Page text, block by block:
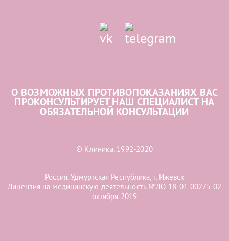
О ВОЗМОЖНЫХ ПРОТИВОПОКАЗАНИЯХ ВАС
ПРОКОНСУЛЬТИРУЕТ НАШ СПЕЦИАЛИСТ НА
ОБЯЗАТЕЛЬНОЙ КОНСУЛЬТАЦИИ
© Клиника, 1992-2020
Россия, Удмуртская Республика, г. Ижевск
Лицензия на медицинскую деятельность №ЛО-18-01-00275 02
октября 2019